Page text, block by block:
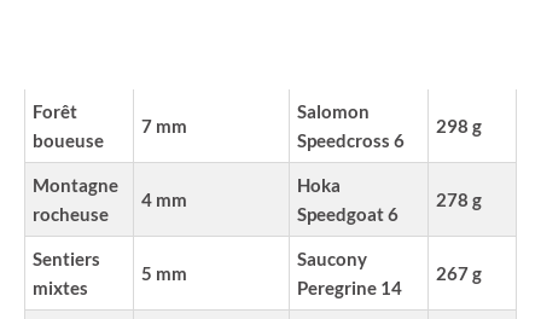
Forêt
boueuse
7 mm
Salomon
Speedcross 6
298 g
Montagne
rocheuse
4 mm
Hoka
Speedgoat 6
278 g
Sentiers
mixtes
5 mm
Saucony
Peregrine 14
267 g